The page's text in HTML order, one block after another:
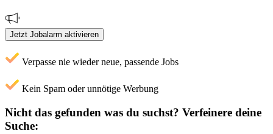
Jetzt Jobalarm aktivieren
Verpasse nie wieder neue, passende Jobs
Kein Spam oder unnötige Werbung
Nicht das gefunden was du suchst? Verfeinere deine
Suche: